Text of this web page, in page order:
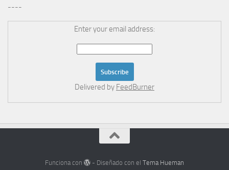
----
Enter your email address:
Delivered by FeedBurner
Funciona con - Diseñado con elTema Hueman